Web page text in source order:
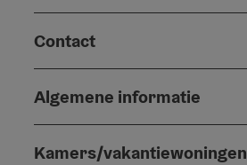
Contact
Algemene informatie
Kamers/vakantiewoningen